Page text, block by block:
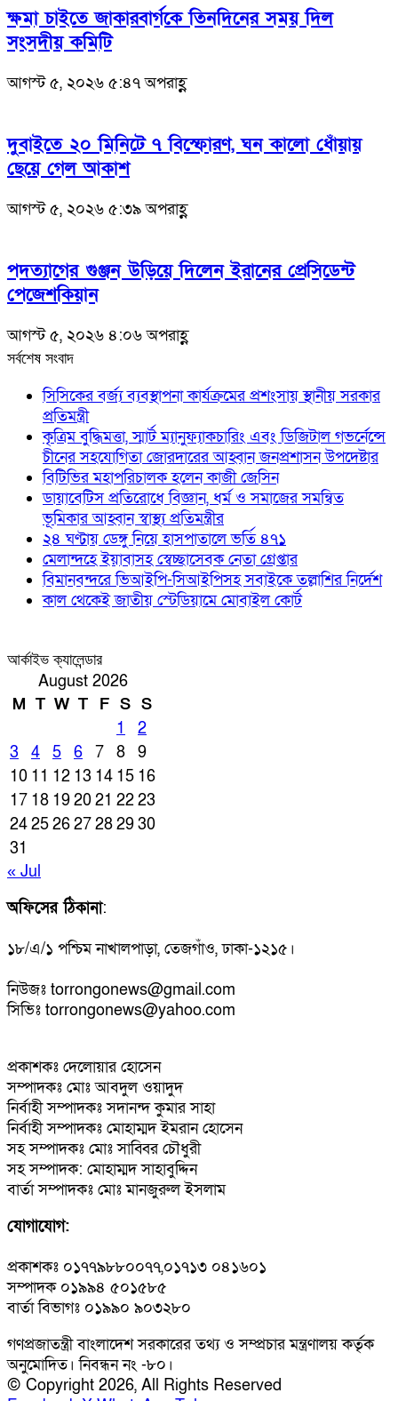
ক্ষমা চাইতে জাকারবার্গকে তিনদিনের সময় দিল
সংসদীয় কমিটি
আগস্ট ৫, ২০২৬ ৫:৪৭ অপরাহ্ণ
দুবাইতে ২০ মিনিটে ৭ বিস্ফোরণ, ঘন কালো ধোঁয়ায়
ছেয়ে গেল আকাশ
আগস্ট ৫, ২০২৬ ৫:৩৯ অপরাহ্ণ
পদত্যাগের গুঞ্জন উড়িয়ে দিলেন ইরানের প্রেসিডেন্ট
পেজেশকিয়ান
আগস্ট ৫, ২০২৬ ৪:০৬ অপরাহ্ণ
সর্বশেষ সংবাদ
সিসিকের বর্জ্য ব্যবস্থাপনা কার্যক্রমের প্রশংসায় স্থানীয় সরকার
প্রতিমন্ত্রী
কৃত্রিম বুদ্ধিমত্তা, স্মার্ট ম্যানুফ্যাকচারিং এবং ডিজিটাল গভর্নেন্সে
চীনের সহযোগিতা জোরদারের আহ্বান জনপ্রশাসন উপদেষ্টার
বিটিভির মহাপরিচালক হলেন কাজী জেসিন
ডায়াবেটিস প্রতিরোধে বিজ্ঞান, ধর্ম ও সমাজের সমন্বিত
ভূমিকার আহ্বান স্বাস্থ্য প্রতিমন্ত্রীর
২৪ ঘণ্টায় ডেঙ্গু নিয়ে হাসপাতালে ভর্তি ৪৭১
মেলান্দহে ইয়াবাসহ স্বেচ্ছাসেবক নেতা গ্রেপ্তার
বিমানবন্দরে ভিআইপি-সিআইপিসহ সবাইকে তল্লাশির নির্দেশ
কাল থেকেই জাতীয় স্টেডিয়ামে মোবাইল কোর্ট
আর্কাইভ ক্যালেন্ডার
August 2026
M T W T F S S
1
2
3
4 5 6 7 8
9
10 11 12 13 14 15 16
17 18 192021 2223
24252627282930
31
« Jul
অফিসের ঠিকানা:
১৮/এ/১ পশ্চিম নাখালপাড়া, তেজগাঁও, ঢাকা-১২১৫।
নিউজঃ torrongonews@gmail.com
সিভিঃ torrongonews@yahoo.com
প্রকাশকঃ দেলোয়ার হোসেন
সম্পাদকঃ মোঃ আবদুল ওয়াদুদ
নির্বাহী সম্পাদকঃ সদানন্দ কুমার সাহা
নির্বাহী সম্পাদকঃ মোহাম্মদ ইমরান হোসেন
সহ সম্পাদকঃ মোঃ সাব্বির চৌধুরী
সহ সম্পাদক: মোহাম্মদ সাহাবুদ্দিন
বার্তা সম্পাদকঃ মোঃ মানজুরুল ইসলাম
যোগাযোগ:
প্রকাশকঃ ০১৭৭৯৮৮০০৭৭,০১৭১৩ ০৪১৬০১
সম্পাদক ০১৯৯৪ ৫০১৫৮৫
বার্তা বিভাগঃ ০১৯৯০ ৯০৩২৮০
গণপ্রজাতন্ত্রী বাংলাদেশ সরকারের তথ্য ও সম্প্রচার মন্ত্রণালয় কর্তৃক
অনুমোদিত। নিবন্ধন নং -৮০।
© Copyright 2026, All Rights Reserved